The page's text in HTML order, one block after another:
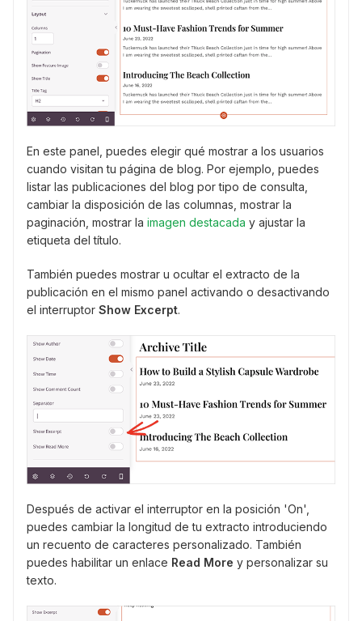
En este panel, puedes elegir qué mostrar a los usuarios
cuando visitan tu página de blog. Por ejemplo, puedes
listar las publicaciones del blog por tipo de consulta,
cambiar la disposición de las columnas, mostrar la
paginación, mostrar la imagen destacada y ajustar la
etiqueta del título.
También puedes mostrar u ocultar el extracto de la
publicación en el mismo panel activando o desactivando
el interruptor Show Excerpt.
Después de activar el interruptor en la posición 'On',
puedes cambiar la longitud de tu extracto introduciendo
un recuento de caracteres personalizado. También
puedes habilitar un enlace Read More y personalizar su
texto.